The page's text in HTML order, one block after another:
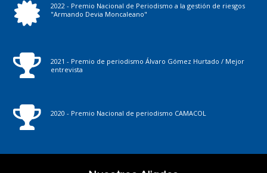
2022 - Premio Nacional de Periodismo a la gestión de riesgos
"Armando Devia Moncaleano"
2021 - Premio de periodismo Álvaro Gómez Hurtado / Mejor
entrevista
2020 - Premio Nacional de periodismo CAMACOL